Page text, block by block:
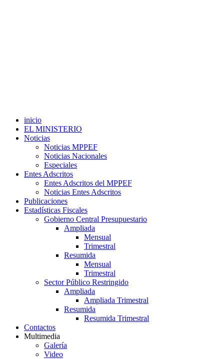
inicio
EL MINISTERIO
Noticias
Noticias MPPEF
Noticias Nacionales
Especiales
Entes Adscritos
Entes Adscritos del MPPEF
Noticias Entes Adscritos
Publicaciones
Estadísticas Fiscales
Gobierno Central Presupuestario
Ampliada
Mensual
Trimestral
Resumida
Mensual
Trimestral
Sector Público Restringido
Ampliada
Ampliada Trimestral
Resumida
Resumida Trimestral
Contactos
Multimedia
Galería
Video